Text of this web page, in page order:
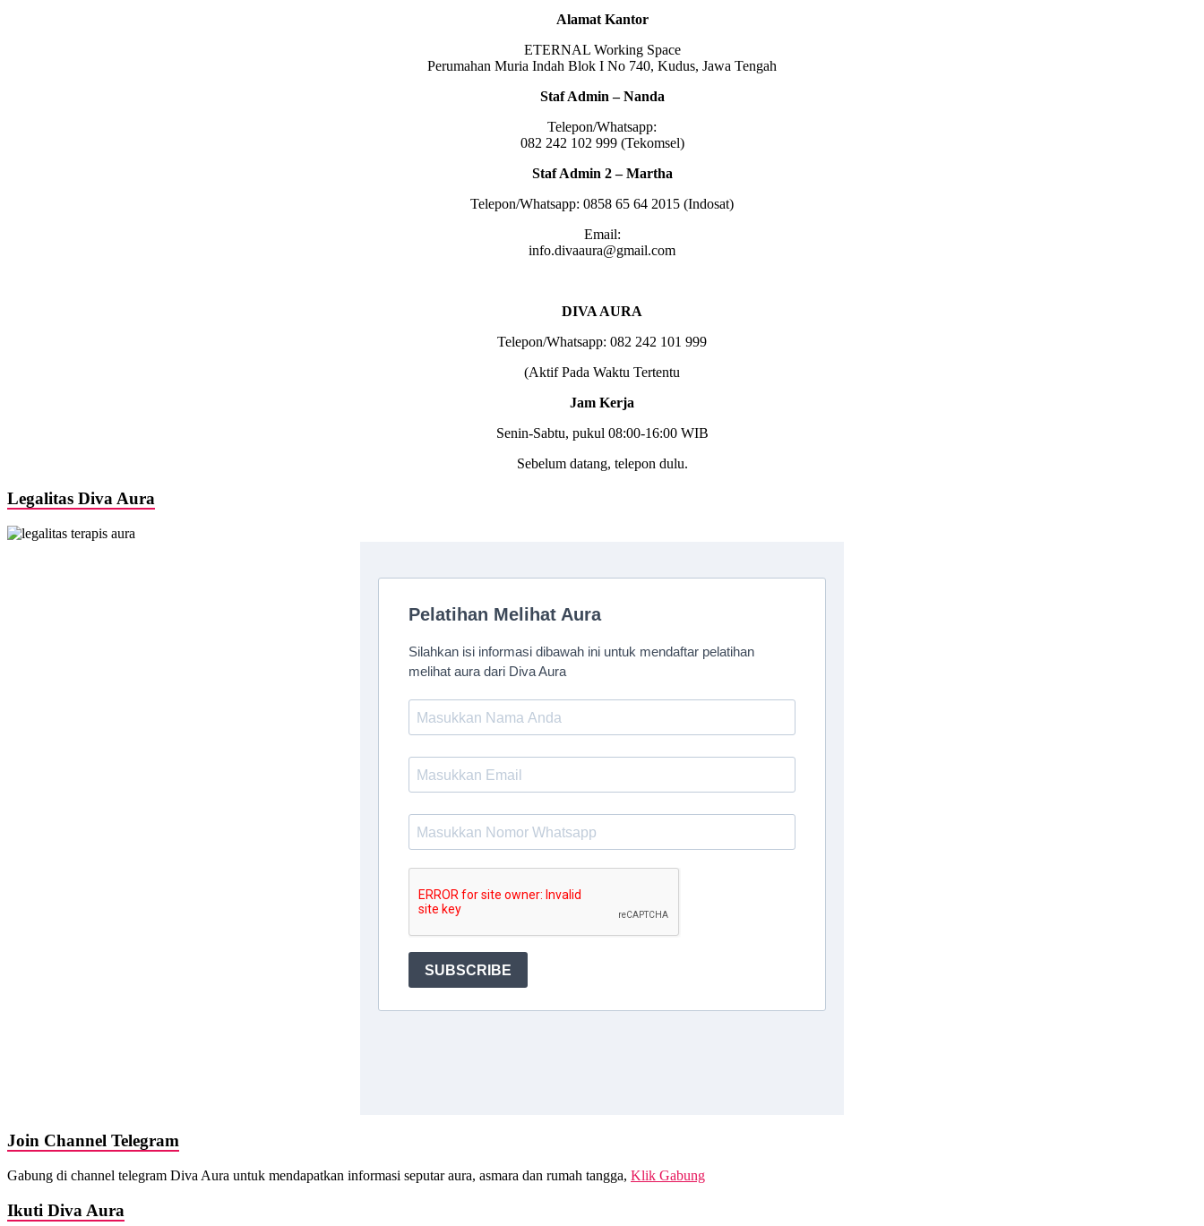
Alamat Kantor
ETERNAL Working Space
Perumahan Muria Indah Blok I No 740, Kudus, Jawa Tengah
Staf Admin – Nanda
Telepon/Whatsapp:
082 242 102 999 (Tekomsel)
Staf Admin 2 – Martha
Telepon/Whatsapp: 0858 65 64 2015 (Indosat)
Email:
info.divaaura@gmail.com
DIVA AURA
Telepon/Whatsapp: 082 242 101 999
(Aktif Pada Waktu Tertentu
Jam Kerja
Senin-Sabtu, pukul 08:00-16:00 WIB
Sebelum datang, telepon dulu.
Legalitas Diva Aura
Join Channel Telegram
Gabung di channel telegram Diva Aura untuk mendapatkan informasi seputar aura, asmara dan rumah tangga, Klik Gabung
Ikuti Diva Aura